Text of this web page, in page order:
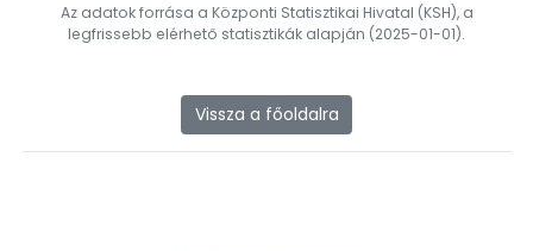
Az adatok forrása a Központi Statisztikai Hivatal (KSH), a
legfrissebb elérhető statisztikák alapján (2025-01-01).
Vissza a főoldalra